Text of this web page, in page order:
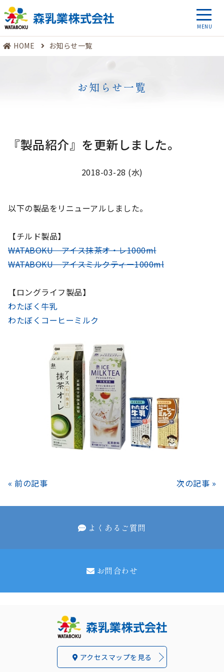
HOME お知らせ一覧
お知らせ一覧
『製品紹介』を更新しました。
2018-03-28 (水)
以下の製品をリニューアルしました。
【チルド製品】
WATABOKU アイス抹茶オ・レ1000ml
WATABOKU アイスミルクティー1000ml
【ロングライフ製品】
わたぼく牛乳
わたぼくコーヒーミルク
« 前の記事 次の記事 »
よくあるご質問
お問合わせ
アクセスマップを見る